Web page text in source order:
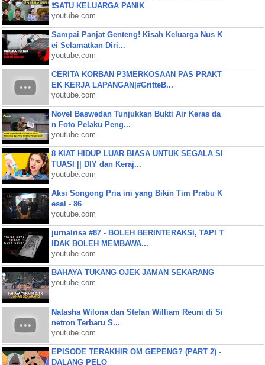
❗SATU KELUARGA PANIK
youtube.com
Sampai Panjat Genteng! Kisah Keluarga Nus K
ei Selamatkan Diri...
youtube.com
CERITA KORBAN P3MERKOSAAN PAS PRAKT
EK KERJA LAPANGAN|#GritteB...
youtube.com
Novel Baswedan Tunjukkan Bukti Air Keras da
n Foto Pelaku Peng...
youtube.com
8 KIAT HIDUP LUAR BIASA UNTUK SEGALA SI
TUASI || DIY dan Keraj...
youtube.com
Aksi Songong Pria ini yang Bikin Tim Prabu K
esal - 86
youtube.com
jurnalrisa #87 - BOLEH BERINTERAKSI, TAPI T
IDAK BOLEH MEMBAWA...
youtube.com
BAHAYA TUKANG OJEK JAMAN SEKARANG
youtube.com
Natasha Wilona dan Stefan William Reuni di Si
netron Terbaru S...
youtube.com
EPISODE TERAKHIR OM GEPENG? (PART 2) -
DALANG PELO